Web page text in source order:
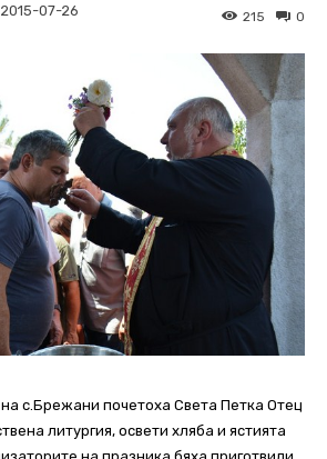
2015-07-26 0
215
с.Брежани почетоха Света Петка Отец
литургия, освети хляба и ястията